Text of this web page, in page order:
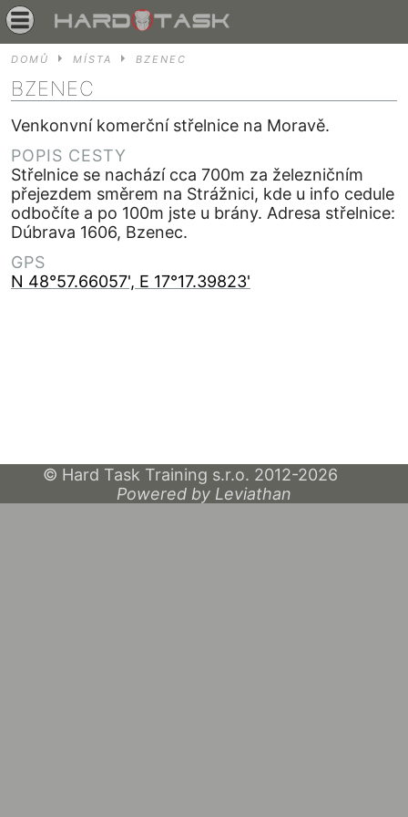
DOMŮ MÍSTA BZENEC
BZENEC
Venkonvní komerční střelnice na Moravě.
POPIS CESTY
Střelnice se nachází cca 700m za železničním
přejezdem směrem na Strážnici, kde u info cedule
odbočíte a po 100m jste u brány. Adresa střelnice:
Dúbrava 1606, Bzenec.
GPS
N 48°57.66057', E 17°17.39823'
© Hard Task Training s.r.o. 2012-2026
Powered by Leviathan